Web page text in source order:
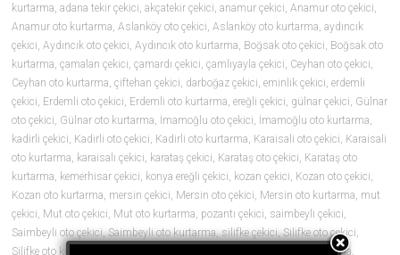
kurtarma,adana tekir çekici,akçatekir çekici,anamur çekici,Anamur oto çekici,
Anamur oto kurtarma,Aslanköy oto çekici,Aslanköy oto kurtarma,aydıncık
çekici,Aydıncık oto çekici,Aydıncık oto kurtarma, Boğsak oto çekici, Boğsak oto
kurtarma,çamalan çekici,çamardı çekici,çamlıyayla çekici, Ceyhan oto çekici,
Ceyhan oto kurtarma,çiftehan çekici, darboğaz çekici,eminlik çekici,erdemli
çekici, Erdemli oto çekici, Erdemli oto kurtarma,ereğli çekici, gülnar çekici, Gülnar
oto çekici, Gülnar oto kurtarma, İmamoğlu oto çekici, İmamoğlu oto kurtarma,
kadirli çekici, Kadirli oto çekici, Kadirli oto kurtarma, Karaisali oto çekici, Karaisali
oto kurtarma, karaisalı çekici, karataş çekici, Karataş oto çekici, Karataş oto
kurtarma, kemerhisar çekici, konya ereğli çekici, kozan çekici, Kozan oto çekici,
Kozan oto kurtarma, mersin çekici, Mersin oto çekici, Mersin oto kurtarma, mut
çekici, Mut oto çekici, Mut oto kurtarma, pozantı çekici, saimbeyli çekici,
Saimbeyli oto çekici,Saimbeyli oto kurtarma,silifke çekici,Silifke oto çekici,
Silifke oto kurtarma
Tarsus oto kurtarma,